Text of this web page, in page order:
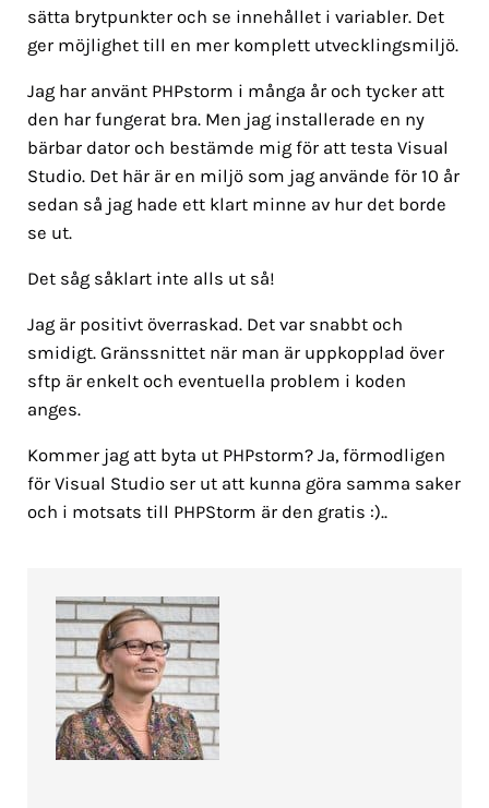
sätta brytpunkter och se innehållet i variabler. Det
ger möjlighet till en mer komplett utvecklingsmiljö.
Jag har använt PHPstorm i många år och tycker att
den har fungerat bra. Men jag installerade en ny
bärbar dator och bestämde mig för att testa Visual
Studio. Det här är en miljö som jag använde för 10 år
sedan så jag hade ett klart minne av hur det borde
se ut.
Det såg såklart inte alls ut så!
Jag är positivt överraskad. Det var snabbt och
smidigt. Gränssnittet när man är uppkopplad över
sftp är enkelt och eventuella problem i koden
anges.
Kommer jag att byta ut PHPstorm? Ja, förmodligen
för Visual Studio ser ut att kunna göra samma saker
och i motsats till PHPStorm är den gratis :)..